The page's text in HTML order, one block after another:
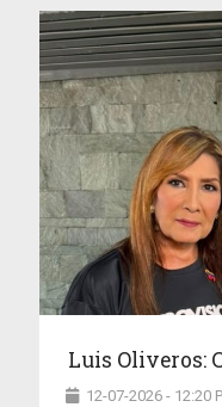
Luis Oliveros:
12-07-2026 - 12:20